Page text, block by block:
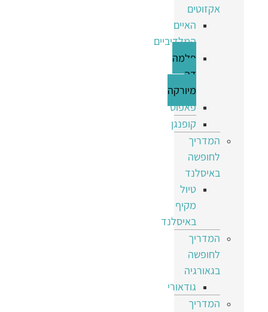
אקזוטים
האיים
המלדיביים
פלמה
דה
מיורקה
פאפוס
קופנגן
המדריך
לחופשה
באיסלנד
טיול
מקיף
באיסלנד
המדריך
לחופשה
בגאורגיה
גודאורי
המדריך